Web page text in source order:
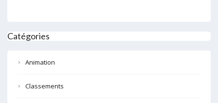
Catégories
Animation
Classements